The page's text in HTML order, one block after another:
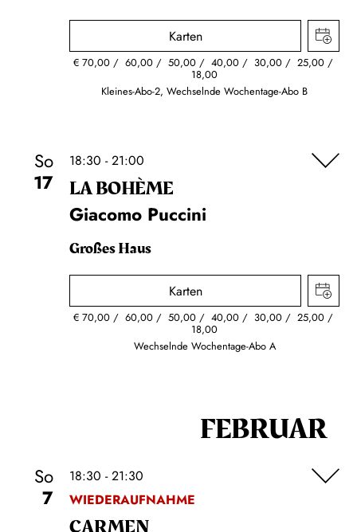
Karten
€ 70,00 60,00 50,00 40,00 30,00 25,00
18,00
Kleines-Abo-2, Wechselnde Wochentage-Abo B
So
17
18:30 - 21:00
LA BOHÈME
Giacomo Puccini
Großes Haus
Karten
€ 70,00 60,00 50,00 40,00 30,00 25,00
18,00
Wechselnde Wochentage-Abo A
FEBRUAR
So
7
18:30 - 21:30
WIEDERAUFNAHME